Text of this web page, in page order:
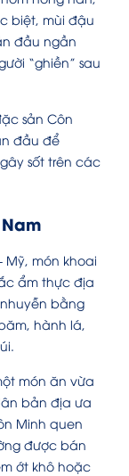
biệt, mùi đậu
đầu ngần
“ghiền” sau
sản Côn
đầu để
sốt trên các
Mỹ, món khoai
ẩm thực địa
bằng
hành lá,
món ăn vừa
bản địa ưa
Minh quen
được bán
ớt khô hoặc